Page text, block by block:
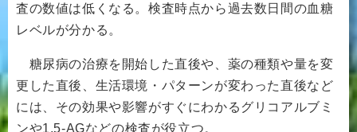
査の数値は低くなる。検査時点から過去数日間の血糖
レベルが分かる。
糖尿病の治療を開始した直後や、薬の種類や量を変
更した直後、生活環境・パターンが変わった直後など
には、その効果や影響がすぐにわかるグリコアルブミ
ンや1,5-AGなどの検査が役立つ。